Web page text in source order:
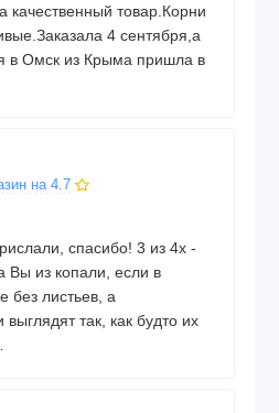
качественный товар.Корни
4 сентября,а
в Омск из Крыма пришла в
на 4.7
спасибо! 3 из 4х -
Вы из копали, если в
без листьев, а
так, как будто их